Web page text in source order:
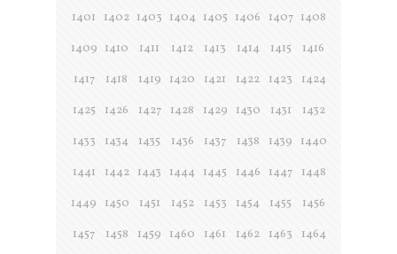
1401
1402 1403 1404 1405 1406 1407 1408
1409 1410 1411 1412 1413 1414 1415
1416
1417
1418 1419 1420 1421 1422 1423
1424
1425
1426 1427 1428 1429 1430 1431
1432
1433
1434 1435 1436 1437 1438 1439
1440
1441
1442 1443 1444 1445 1446 1447
1448
1449
1450 1451 1452 1453 1454 1455
1456
1457
1458 1459 1460 1461 1462 1463
1464